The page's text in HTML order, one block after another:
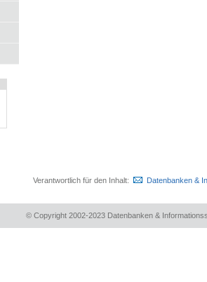
Verantwortlich für den Inhalt: Datenbanken &
© Copyright 2002-2023 Datenbanken &